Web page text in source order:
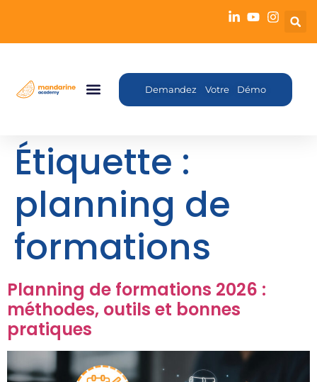
Demandez Votre Démo
Étiquette :
planning de
formations
Planning de formations 2026 :
méthodes, outils et bonnes
pratiques